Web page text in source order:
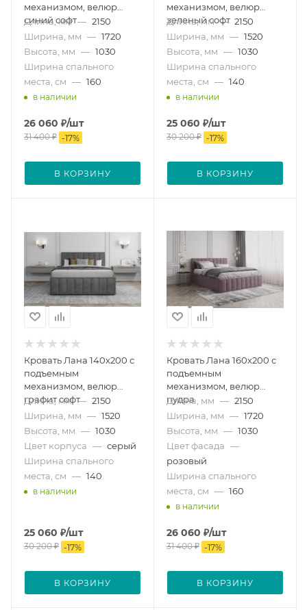
механизмом, велюр
синий софт
Длина, мм — 2150
Ширина, мм — 1720
Высота, мм — 1030
Ширина спального
места, см — 160
в наличии
26 060 ₽/шт
31 400₽ -17%
В КОРЗИНУ
механизмом, велюр
зеленый софт
Длина, мм — 2150
Ширина, мм — 1520
Высота, мм — 1030
Ширина спального
места, см — 140
в наличии
25 060 ₽/шт
30 200₽ -17%
В КОРЗИНУ
Кровать Лана 140х200 с
подъемным
механизмом, велюр
графит софт
Длина, мм — 2150
Ширина, мм — 1520
Высота, мм — 1030
Цвет корпуса — серый
Ширина спального
места, см — 140
в наличии
25 060 ₽/шт
30 200₽ -17%
В КОРЗИНУ
Кровать Лана 160х200 с
подъемным
механизмом, велюр
пудра
Длина, мм — 2150
Ширина, мм — 1720
Высота, мм — 1030
Цвет фасада —
розовый
Ширина спального
места, см — 160
в наличии
26 060 ₽/шт
31 400₽ -17%
В КОРЗИНУ